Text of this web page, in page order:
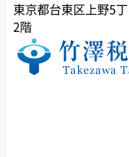
東京都台東区上野5
2階